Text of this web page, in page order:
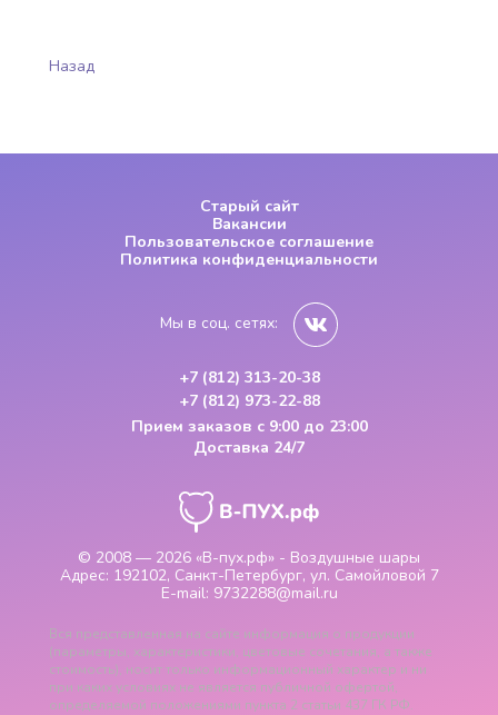
Назад
© 2008 — 2026 «В-пух.рф» - Воздушные шары
Адрес: 192102, Санкт-Петербург, ул. Самойловой 7
E-mail: 9732288@mail.ru
Старый сайт
Вакансии
Пользовательское соглашение
Политика конфиденциальности
Мы в соц. сетях:
+7 (812) 313-20-38
+7 (812) 973-22-88
Прием заказов с 9:00 до 23:00
Доставка 24/7
Вся представленная на сайте информация о продукции
(параметры, характеристики, цветовые сочетания, а также
стоимость), носит только информационный характер и ни
при каких условиях не является публичной офертой,
определяемой положениями пункта 2 статьи 437 ГК РФ.